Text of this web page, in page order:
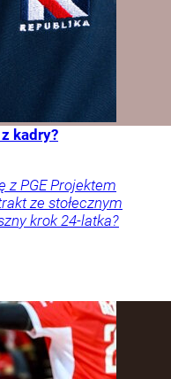
kadry?
z PGE Projektem
ze stołecznym
krok 24-latka?